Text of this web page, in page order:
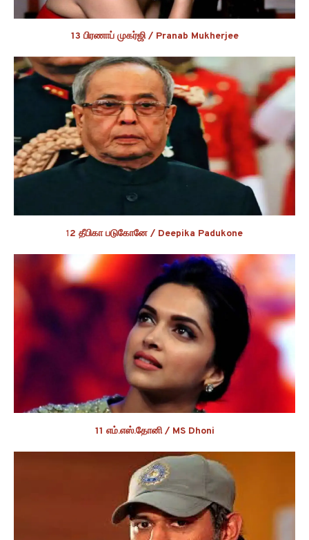
13 பிரணாப் முகர்ஜி / Pranab Mukherjee
12 தீபிகா படுகோனே / Deepika Padukone
11 எம்.எஸ்.தோனி / MS Dhoni